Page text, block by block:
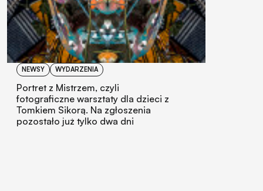
NEWSY WYDARZENIA
Portret z Mistrzem, czyli
fotograficzne warsztaty dla dzieci z
Tomkiem Sikorą. Na zgłoszenia
pozostało już tylko dwa dni